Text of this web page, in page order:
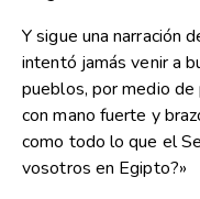
Y sigue una narración
intentó jamás venir a
pueblos, por medio de
con mano fuerte y
como todo lo que el
vosotros en Egipto?»